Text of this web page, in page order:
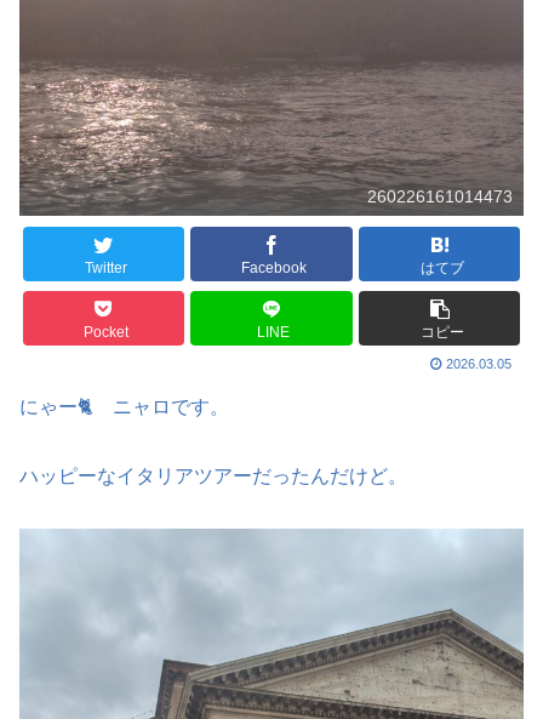
260226161014473
Twitter Facebook はてブ
Pocket LINE コピー
2026.03.05
にゃー🐈️ ニャロです。
ハッピーなイタリアツアーだったんだけど。